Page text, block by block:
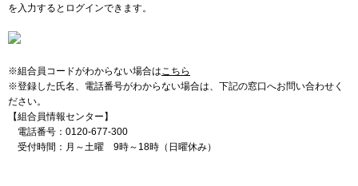
を入力するとログインできます。
※組合員コードがわからない場合はこちら
※登録した氏名、電話番号がわからない場合は、下記の窓口へお問い合わせく
ださい。
【組合員情報センター】
電話番号：0120-677-300
受付時間：月～土曜 9時～18時（日曜休み）